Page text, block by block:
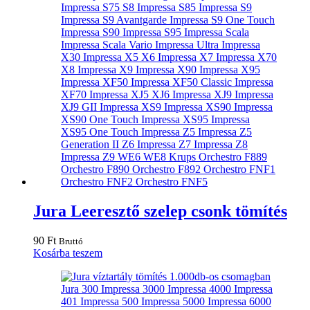
Jura Leeresztő szelep csonk tömítés
90 Ft Bruttó
Kosárba teszem